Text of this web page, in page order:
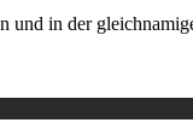
in der